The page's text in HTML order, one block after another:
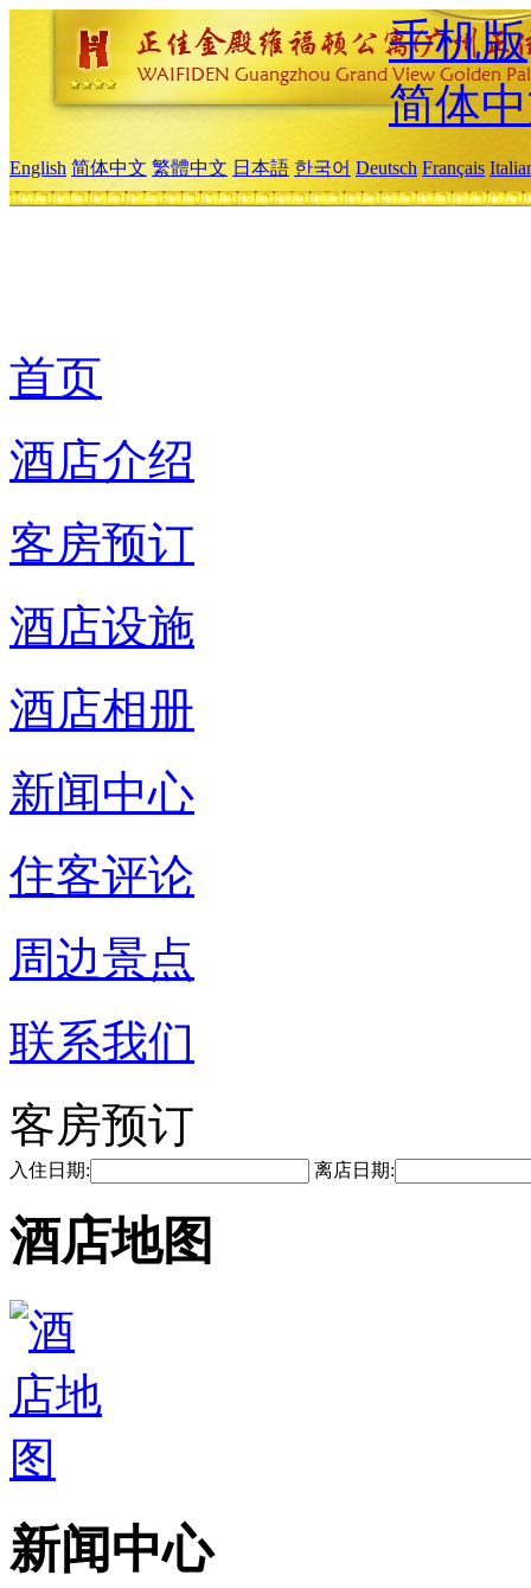
手机版
简体
English 简体中文 繁體中文 日本語 한국어 Deutsch Français
首页
酒店介绍
客房预订
酒店设施
酒店相册
新闻中心
住客评论
周边景点
联系我们
客房预订
入住日期: 离店日期:
酒店地图
新闻中心